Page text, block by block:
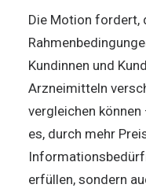
Die Motion fordert,
Kundinnen und
Arzneimitteln
vergleichen
es, durch mehr
erfüllen, sondern